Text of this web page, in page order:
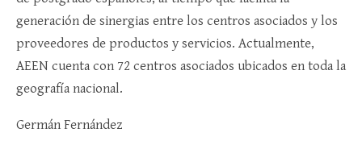
generación de sinergias entre los centros asociados y los
proveedores de productos y servicios. Actualmente,
AEEN cuenta con 72 centros asociados ubicados en toda la
geografía nacional.
Germán Fernández